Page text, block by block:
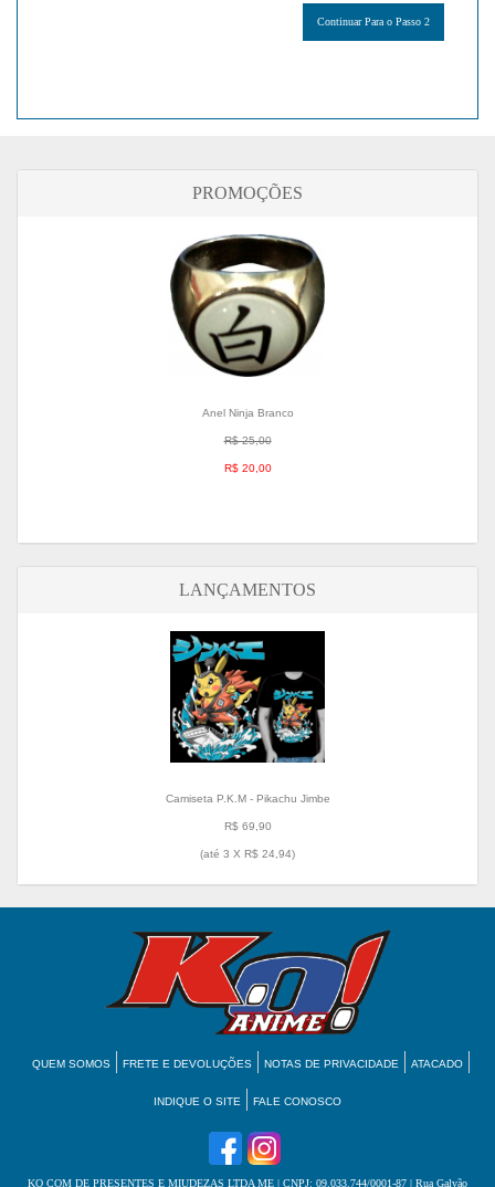
PROMOÇÕES
Anel Ninja Branco
R$ 25,00
R$ 20,00
LANÇAMENTOS
Camiseta P.K.M - Pikachu Jimbe
R$ 69,90
(até 3 X R$ 24,94)
QUEM SOMOS FRETE E DEVOLUÇÕES NOTAS DE PRIVACIDADE ATACADO
INDIQUE O SITE FALE CONOSCO
KO COM DE PRESENTES E MIUDEZAS LTDA ME | CNPJ: 09.033.744/0001-87 | Rua Galvão